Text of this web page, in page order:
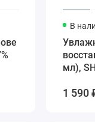
В
мл),
1 590